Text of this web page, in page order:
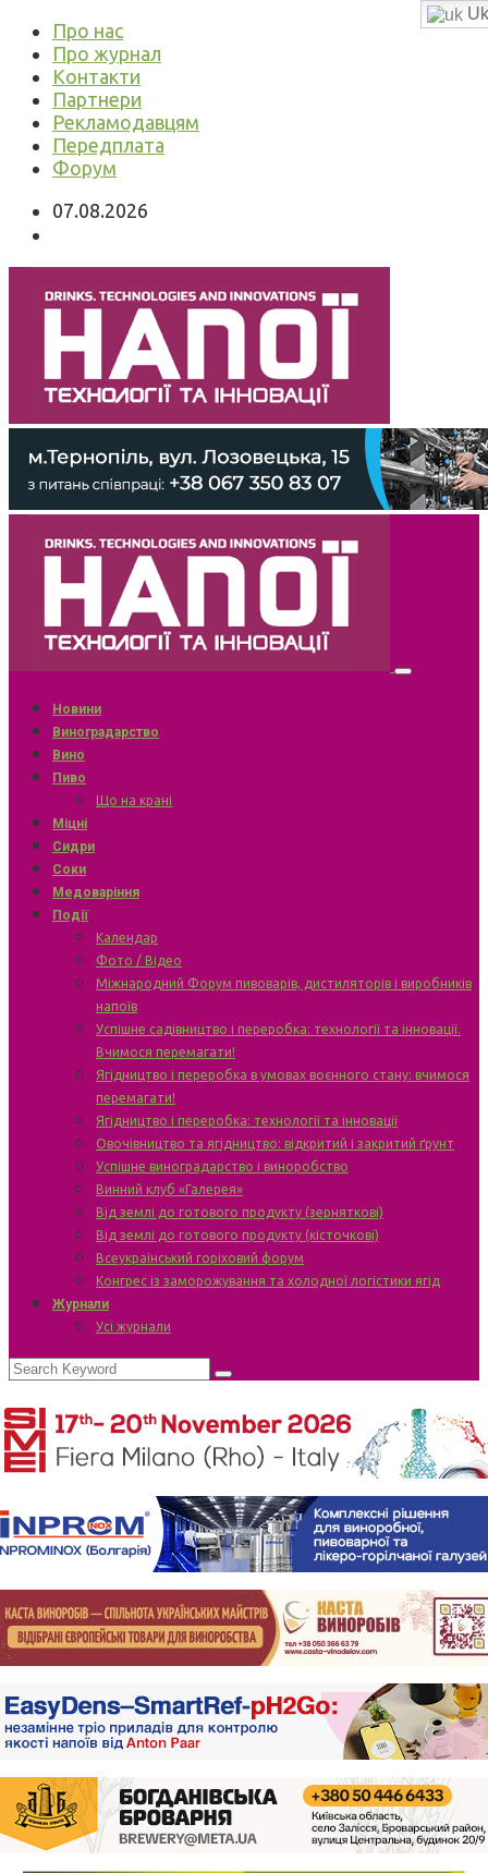
Про нас
Про журнал
Контакти
Партнери
Рекламодавцям
Передплата
Форум
07.08.2026
Новини
Виноградарство
Вино
Пиво
Що на крані
Міцні
Сидри
Соки
Медоваріння
Події
Календар
Фото / Відео
Міжнародний Форум пивоварів, дистиляторів і виробників
напоїв
Успішне садівництво і переробка: технології та інновації.
Вчимося перемагати!
Ягідництво і переробка в умовах воєнного стану: вчимося
перемагати!
Ягідництво і переробка: технології та інновації
Овочівництво та ягідництво: відкритий і закритий ґрунт
Успішне виноградарство і виноробство
Винний клуб «Галерея»
Від землі до готового продукту (зерняткові)
Від землі до готового продукту (кісточкові)
Всеукраїнський горіховий форум
Конгрес із заморожування та холодної логістики ягід
Журнали
Усі журнали